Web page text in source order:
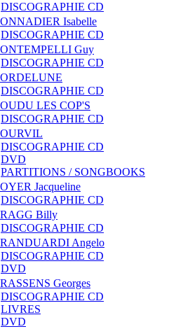
DISCOGRAPHIE CD
Isabelle
DISCOGRAPHIE CD
Guy
DISCOGRAPHIE CD
DISCOGRAPHIE CD
LES COP'S
DISCOGRAPHIE CD
DISCOGRAPHIE CD
DVD
PARTITIONS / SONGBOOKS
Jacqueline
DISCOGRAPHIE CD
Billy
DISCOGRAPHIE CD
Angelo
DISCOGRAPHIE CD
DVD
Georges
DISCOGRAPHIE CD
LIVRES
DVD